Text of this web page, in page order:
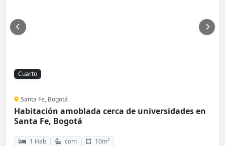
Cuarto
Santa Fe, Bogotá
Habitación amoblada cerca de universidades en
Santa Fe, Bogotá
1 Hab com 10m²